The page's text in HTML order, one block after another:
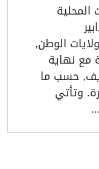
المحلية
الوطن,
مع نهاية
حسب ما
وتأتي